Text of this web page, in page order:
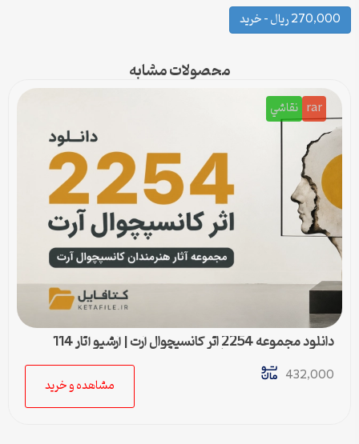
270,000 ریال – خرید
محصولات مشابه
rar نقاشي
دانلود مجموعه 2254 اثر کانسپچوال آرت | آرشیو آثار 114
هنرمند برجسته هنر مفهومی
432,000
مشاهده و خرید